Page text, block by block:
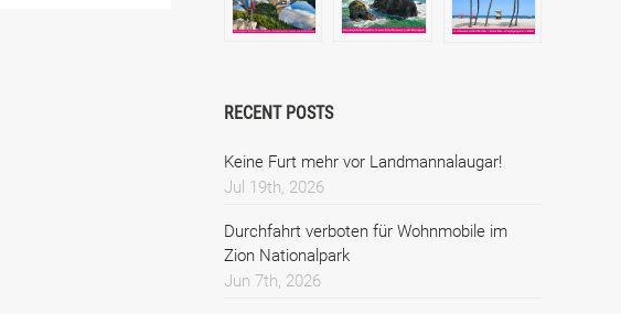
RECENT POSTS
Keine Furt mehr vor Landmannalaugar!
Jul 19th, 2026
Durchfahrt verboten für Wohnmobile im
Zion Nationalpark
Jun 7th, 2026